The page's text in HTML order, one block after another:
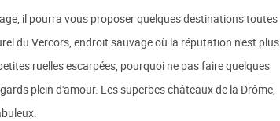
il pourra vous proposer quelques destinations toutes
du Vercors, endroit sauvage où la réputation n'est plus
ruelles escarpées, pourquoi ne pas faire quelques
plein d'amour. Les superbes châteaux de la Drôme,